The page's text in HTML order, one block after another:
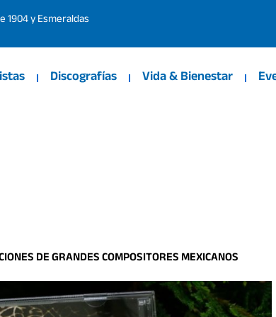
1904 y Esmeraldas
Discografías Vida & Bienestar
DE GRANDES COMPOSITORES MEXICANOS